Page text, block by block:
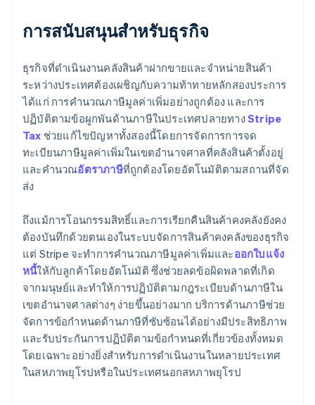
การสนับสนุนสำหรับธุรกิจ
ธุรกิจที่ดำเนินงานคลังสินค้าฝากขายและจำหน่ายสินค้า
ระหว่างประเทศต้องเผชิญกับความท้าทายหลักสองประการ
ได้แก่ การคำนวณภาษีมูลค่าเพิ่มอย่างถูกต้อง และการ
ปฏิบัติตามข้อผูกพันด้านภาษีในประเทศปลายทางStripe
Tax ช่วยแก้ไขปัญหาทั้งสองนี้โดยการจัดการการจด
ทะเบียนภาษีมูลค่าเพิ่มในเขตอำนาจศาลที่คลังสินค้าตั้งอยู่
และคำนวณอัตราภาษีที่ถูกต้องโดยอัตโนมัติตามสถานที่จัด
ส่ง
ถึงแม้การโอนกรรมสิทธิ์และการเรียกคืนสินค้าคงคลังยังคง
ต้องบันทึกด้วยตนเองในระบบจัดการสินค้าคงคลังของธุรกิจ
แต่ Stripe จะทำการคำนวณภาษีมูลค่าเพิ่มและออกใบแจ้ง
หนี้ให้กับลูกค้าโดยอัตโนมัติ ซึ่งช่วยลดข้อผิดพลาดที่เกิด
จากมนุษย์และทำให้การปฏิบัติตามกฎระเบียบด้านภาษีใน
เขตอำนาจศาลต่างๆ ง่ายขึ้นอย่างมาก บริการด้านภาษีช่วย
จัดการข้อกำหนดด้านภาษีที่ซับซ้อนได้อย่างมีประสิทธิภาพ
และรับประกันการปฏิบัติตามข้อกำหนดที่เกี่ยวข้องทั้งหมด
โดยเฉพาะอย่างยิ่งสำหรับการดำเนินงานในหลายประเทศ
ในสหภาพยุโรปหรือในประเทศนอกสหภาพยุโรป